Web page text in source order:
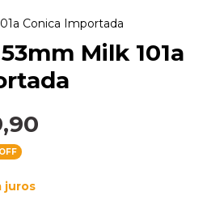
Conica Importada
Milk 101a
juros